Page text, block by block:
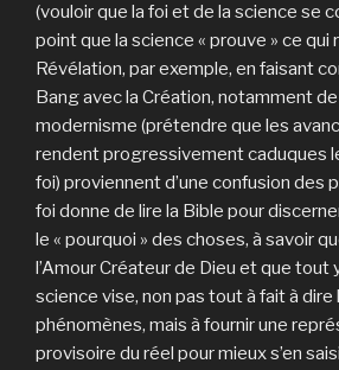
(vouloir que la foi et de la science se
point que la science « prouve » ce qui
Révélation, par exemple, en faisant
Bang avec la Création, notamment
modernisme (prétendre que les
rendent progressivement caduques
foi) proviennent d’une confusion des
foi donne de lire la Bible pour
le « pourquoi » des choses, à savoir
l’Amour Créateur de Dieu et que tout
science vise, non pas tout à fait à dire
phénomènes, mais à fournir une
provisoire du réel pour mieux s’en